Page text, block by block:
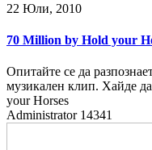
22 Юли, 2010
70 Million by Hold your
Опитайте се да
музикален клип. Хайде
your Horses
Administrator 14341